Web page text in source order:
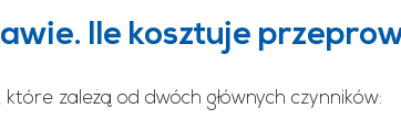
Ile kosztuje
zależą od dwóch głównych czynników: